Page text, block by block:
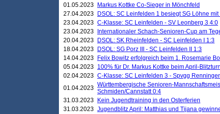
01.05.2023
Markus Kottke Co-Sieger in Mönchfeld
27.04.2023
DSOL: SC Leinfelden 1 besiegt SG Löhne mit
23.04.2023 C-Klasse: SC Leinfelden - SV Leonberg 3 4:0
23.04.2023
Internationaler Schach-Senioren-Cup am
20.04.2023
DSOL: SK Rheinfelden - SC Leinfelden I 1:3
18.04.2023
DSOL: SG Porz III - SC Leinfelden II 1:3
14.04.2023
Felix Bowitz erfolgreich beim 1. Rosemarie
05.04.2023 100% für Dr. Markus Kottke beim April-
02.04.2023 C-Klasse: SC Leinfelden 3 - Spvgg
01.04.2023 Württembergische Senioren-
Schmiden/Cannstatt 0:4
31.03.2023
Kein Jugendtraining in den Osterferien
31.03.2023 Jugendblitz April: Matthias und Tijana